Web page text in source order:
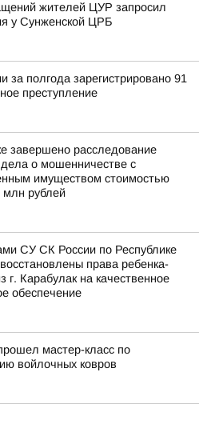
жителей ЦУР запросил
у Сунженской ЦРБ
за полгода зарегистрировано 91
преступление
завершено расследование
дела о мошенничестве с
имуществом стоимостью
рублей
СУ СК России по Республике
права ребенка-
г. Карабулак на качественное
обеспечение
мастер-класс по
войлочных ковров